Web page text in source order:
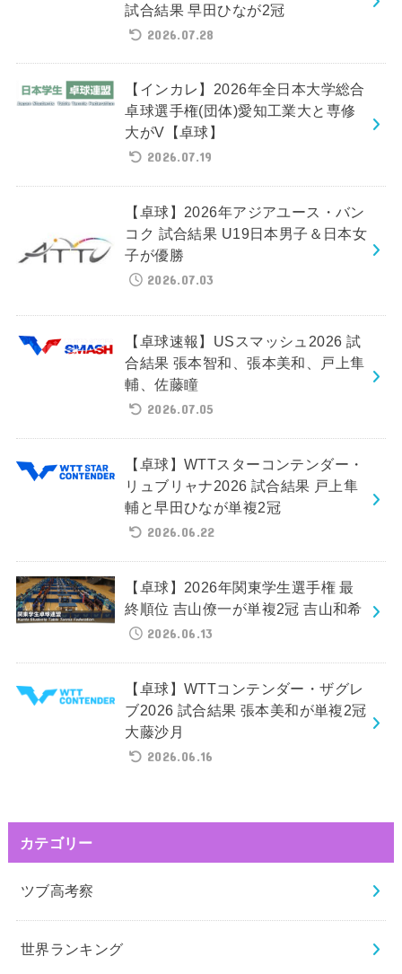
試合結果 早田ひなが2冠
2026.07.28
【インカレ】2026年全日本大学総合
卓球選手権(団体)愛知工業大と専修
大がV【卓球】
2026.07.19
【卓球】2026年アジアユース・バン
コク 試合結果 U19日本男子＆日本女
子が優勝
2026.07.03
【卓球速報】USスマッシュ2026 試
合結果 張本智和、張本美和、戸上隼
輔、佐藤瞳
2026.07.05
【卓球】WTTスターコンテンダー・
リュブリャナ2026 試合結果 戸上隼
輔と早田ひなが単複2冠
2026.06.22
【卓球】2026年関東学生選手権 最
終順位 吉山僚一が単複2冠 吉山和希
2026.06.13
【卓球】WTTコンテンダー・ザグレ
ブ2026 試合結果 張本美和が単複2冠
大藤沙月
2026.06.16
カテゴリー
ツブ高考察
世界ランキング